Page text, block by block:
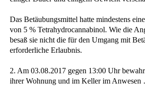
Das Betäubungsmittel hatte mindestens
von 5 % Tetrahydrocannabinol. Wie die
besaß sie nicht die für den Umgang mit
erforderliche Erlaubnis.
2. Am 03.08.2017 gegen 13:00 Uhr
ihrer Wohnung und im Keller im